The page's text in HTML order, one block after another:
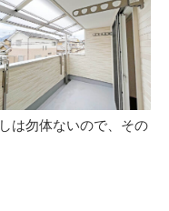
は勿体ないので、その